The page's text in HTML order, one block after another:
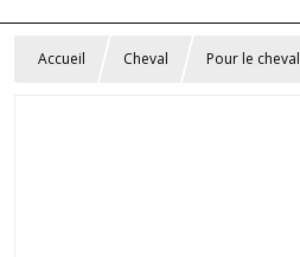
Accueil Cheval Pour le cheval